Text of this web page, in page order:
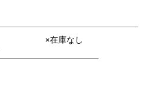
×在庫なし